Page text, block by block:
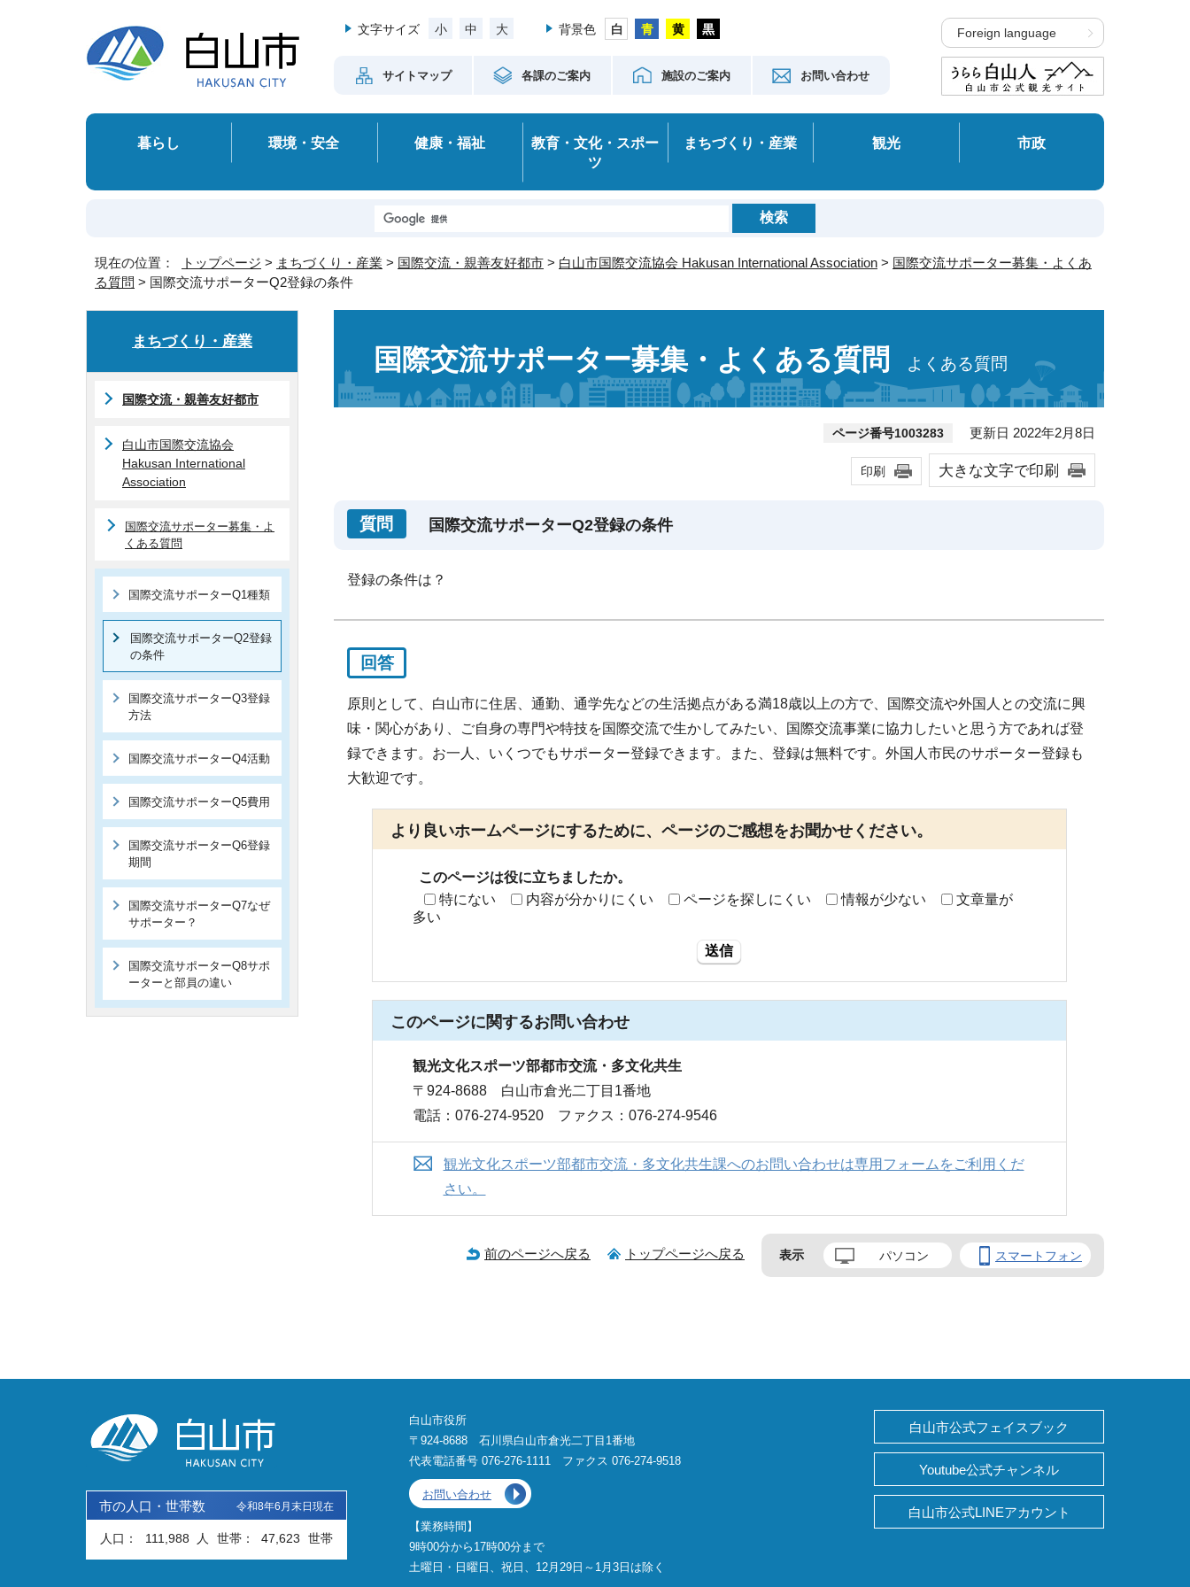
文字サイズ 小 中 大 背景色
サイトマップ 各課のご案内 施設のご案内 お問い合わせ
Foreign language
暮らし 環境・安全 健康・福祉
教育・文化・スポー
ツ
まちづくり・産業 観光 市政
現在の位置： トップページ > まちづくり・産業 > 国際交流・親善友好都市 > 白山市国際交流協会 Hakusan International Association > 国際交流サポーター募集・よくあ
る質問 > 国際交流サポーターQ2登録の条件
国際交流サポーター募集・よくある質問 よくある質問
ページ番号1003283 更新日 2022年2月8日
印刷 大きな文字で印刷
質問 国際交流サポーターQ2登録の条件
登録の条件は？
回答
原則として、白山市に住居、通勤、通学先などの生活拠点がある満18歳以上の方で、国際交流や外国人との交流に興
味・関心があり、ご自身の専門や特技を国際交流で生かしてみたい、国際交流事業に協力したいと思う方であれば登
録できます。お一人、いくつでもサポーター登録できます。また、登録は無料です。外国人市民のサポーター登録も
大歓迎です。
より良いホームページにするために、ページのご感想をお聞かせください。
このページは役に立ちましたか。
特にない
内容が分かりにくい ページを探しにくい 情報が少ない
文章量が
多い
送信
このページに関するお問い合わせ
観光文化スポーツ部都市交流・多文化共生
〒924-8688 白山市倉光二丁目1番地
電話：076-274-9520 ファクス：076-274-9546
観光文化スポーツ部都市交流・多文化共生課へのお問い合わせは専用フォームをご利用くだ
さい。
まちづくり・産業
国際交流・親善友好都市
白山市国際交流協会
Hakusan International
Association
国際交流サポーター募集・よ
くある質問
国際交流サポーターQ1種類
国際交流サポーターQ2登録
の条件
国際交流サポーターQ3登録
方法
国際交流サポーターQ4活動
国際交流サポーターQ5費用
国際交流サポーターQ6登録
期間
国際交流サポーターQ7なぜ
サポーター？
国際交流サポーターQ8サポ
ーターと部員の違い
前のページへ戻る トップページへ戻る 表示 パソコン スマートフォン
市の人口・世帯数 令和8年6月末日現在
人口： 111,988 人 世帯： 47,623 世帯
白山市役所
〒924-8688 石川県白山市倉光二丁目1番地
代表電話番号 076-276-1111 ファクス 076-274-9518
お問い合わせ
【業務時間】
9時00分から17時00分まで
土曜日・日曜日、祝日、12月29日～1月3日は除く
白山市公式フェイスブック
Youtube公式チャンネル
白山市公式LINEアカウント